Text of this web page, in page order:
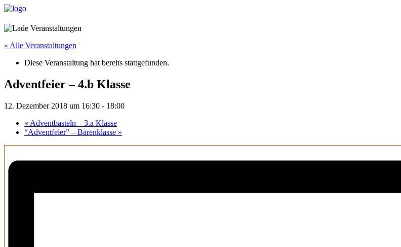
« Alle Veranstaltungen
Diese Veranstaltung hat bereits stattgefunden.
Adventfeier – 4.b Klasse
12. Dezember 2018 um 16:30 - 18:00
« Adventbasteln – 3.a Klasse
“Adventfeier” – Bärenklasse »